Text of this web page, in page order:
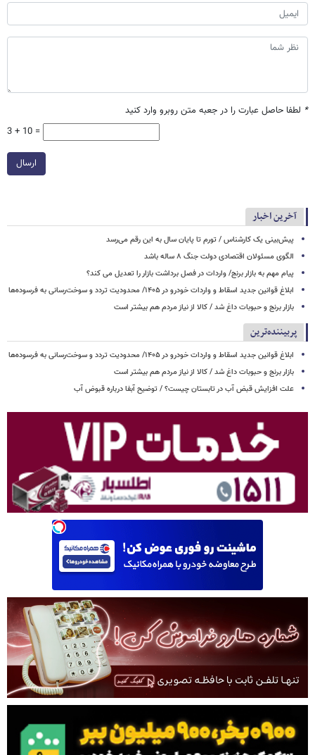
* لطفا حاصل عبارت را در جعبه متن روبرو وارد کنید
3 + 10 =
ارسال
آخرین اخبار
پیش‌بینی یک کارشناس / تورم تا پایان سال به این رقم می‌رسد
الگوی مسئولان اقتصادی دولت جنگ ۸ ساله باشد
پیام مهم به بازار برنج/ واردات در فصل برداشت بازار را تعدیل می کند؟
ابلاغ قوانین جدید اسقاط و واردات خودرو در ۱۴۰۵/ محدودیت تردد و سوخت‌رسانی به فرسوده‌ها
بازار برنج و حبوبات داغ شد / کالا از نیاز مردم هم بیشتر است
پربیننده‌ترین
ابلاغ قوانین جدید اسقاط و واردات خودرو در ۱۴۰۵/ محدودیت تردد و سوخت‌رسانی به فرسوده‌ها
بازار برنج و حبوبات داغ شد / کالا از نیاز مردم هم بیشتر است
علت افزایش قبض آب در تابستان چیست؟ / توضیح آبفا درباره قبوض آب